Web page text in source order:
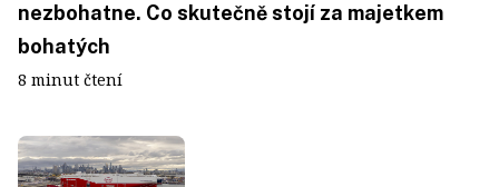
nezbohatne. Co skutečně stojí za majetkem
bohatých
8 minut čtení